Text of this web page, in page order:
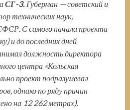
СГ-3. Губерман — советский и
технических наук,
С самого начала проекта
и до последних дней
должность директора
центра «Кольская
проект подразумевал
однако по ряду причин
на 12 262 метрах).